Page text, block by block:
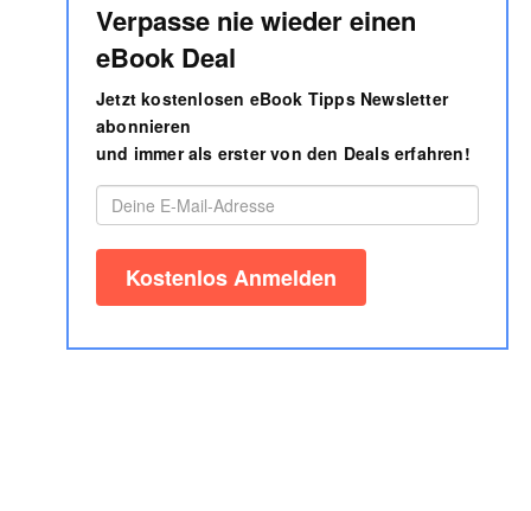
Verpasse nie wieder einen
eBook Deal
Jetzt kostenlosen eBook Tipps Newsletter
abonnieren
und immer als erster von den Deals erfahren!